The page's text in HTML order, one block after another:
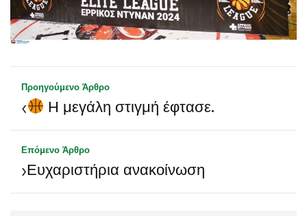
Προηγούμενο Άρθρο
‹ Η μεγάλη στιγμή έφτασε.
Επόμενο Άρθρο
›Ευχαριστήρια ανακοίνωση